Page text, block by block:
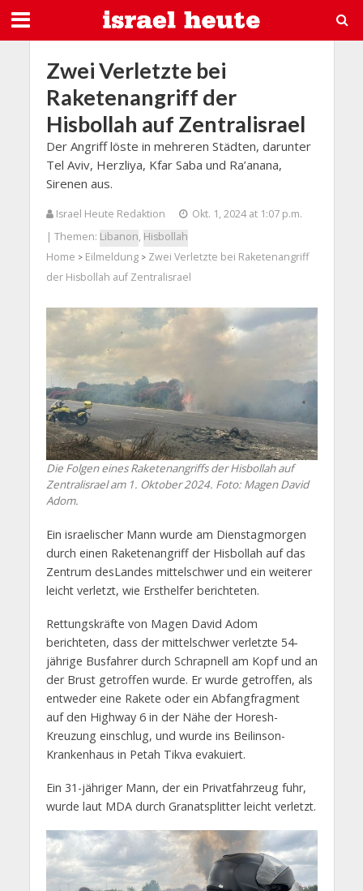
Zwei Verletzte bei
Raketenangriff der
Hisbollah auf Zentralisrael
Der Angriff löste in mehreren Städten, darunter
Tel Aviv, Herzliya, Kfar Saba und Ra’anana,
Sirenen aus.
Israel Heute Redaktion
Okt. 1, 2024 at 1:07 p.m.
| Themen: Libanon, Hisbollah
Home > Eilmeldung> Zwei Verletzte bei Raketenangriff
der Hisbollah auf Zentralisrael
Die Folgen eines Raketenangriffs der Hisbollah auf
Zentralisrael am 1. Oktober 2024. Foto: Magen David
Adom.
Ein israelischer Mann wurde am Dienstagmorgen
durch einen Raketenangriff der Hisbollah auf das
Zentrum desLandes mittelschwer und ein weiterer
leicht verletzt, wie Ersthelfer berichteten.
Rettungskräfte von Magen David Adom
berichteten, dass der mittelschwer verletzte 54-
jährige Busfahrer durch Schrapnell am Kopf und an
der Brust getroffen wurde. Er wurde getroffen, als
entweder eine Rakete oder ein Abfangfragment
auf den Highway 6 in der Nähe der Horesh-
Kreuzung einschlug, und wurde ins Beilinson-
Krankenhaus in Petah Tikva evakuiert.
Ein 31-jähriger Mann, der ein Privatfahrzeug fuhr,
wurde laut MDA durch Granatsplitter leicht verletzt.